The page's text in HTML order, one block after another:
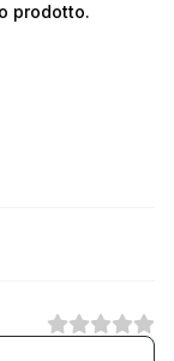
prodotto.